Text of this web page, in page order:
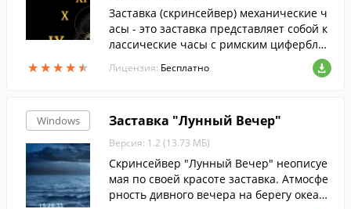
★★★★★
★★★★★
Заставка (скринсейвер) механические ч
асы - это заставка представляет собой к
лассические часы с римским циферблат
Лицензия: Бесплатно
Windows Заставка "Лунный Вечер"
Версия: 1.2 (13.73 МБ)
Скринсейвер "Лунный Вечер" неописуе
мая по своей красоте заставка. Атмосфе
рность дивного вечера на берегу океан